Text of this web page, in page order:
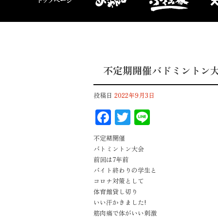
不定期開催バドミントン
投稿日 2022年9月3日
F
ac
eb
oo
k
T
tt
er
不定期開催
バトミントン大会
前回は7年前
バイト終わりの学生と
コロナ対策として
体育館貸し切り
いい汗かきました!
筋肉痛で体がいい刺激